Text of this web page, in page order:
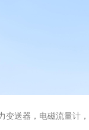
送器，电磁流量计，